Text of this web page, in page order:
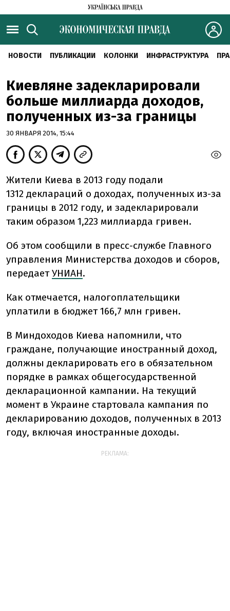
НОВОСТИ ПУБЛИКАЦИИ КОЛОНКИ ИНФРАСТРУКТУРА
Киевляне задекларировали
больше миллиарда доходов,
полученных из-за границы
30 ЯНВАРЯ 2014, 15:44
Жители Киева в 2013 году подали
1312 деклараций о доходах, полученных из-за
границы в 2012 году, и задекларировали
таким образом 1,223 миллиарда гривен.
Об этом сообщили в пресс-службе Главного
управления Министерства доходов и сборов,
передаетУНИАН.
Как отмечается, налогоплательщики
уплатили в бюджет 166,7 млн гривен.
В Миндоходов Киева напомнили, что
граждане, получающие иностранный доход,
должны декларировать его в обязательном
порядке в рамках общегосударственной
декларационной кампании. На текущий
момент в Украине стартовала кампания по
декларированию доходов, полученных в 2013
году, включая иностранные доходы.
РЕКЛАМА: